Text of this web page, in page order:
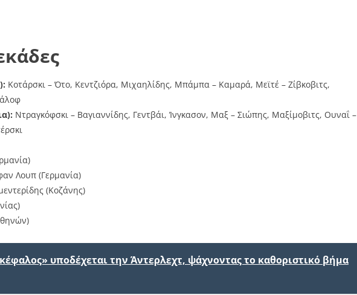
Κοτάρσκι – Ότο, Κεντζιόρα, Μιχαηλίδης, Μπάμπα – Καμαρά, Μεϊτέ – Ζίβκοβιτς,
Ντραγκόφσκι – Βαγιαννίδης, Γεντβάι, Ίνγκασον, Μαξ – Σιώπης, Μαξίμοβιτς, Ουναΐ –
Λουπ (Γερμανία)
(Κοζάνης)
υποδέχεται την Άντερλεχτ, ψάχνοντας το καθοριστικό βήμα